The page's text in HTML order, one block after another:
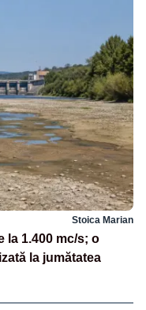
Stoica Marian
la 1.400 mc/s; o
la jumătatea